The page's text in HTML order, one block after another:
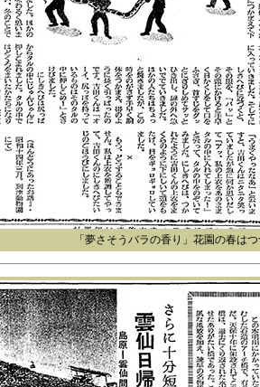
「夢さそうバラの香り」花園の春は